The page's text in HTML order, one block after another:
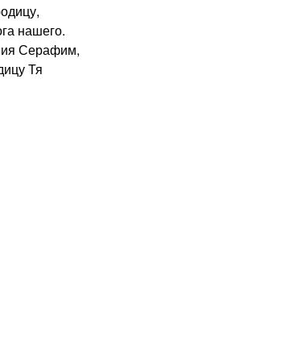
нашего.
Серафим,
Тя